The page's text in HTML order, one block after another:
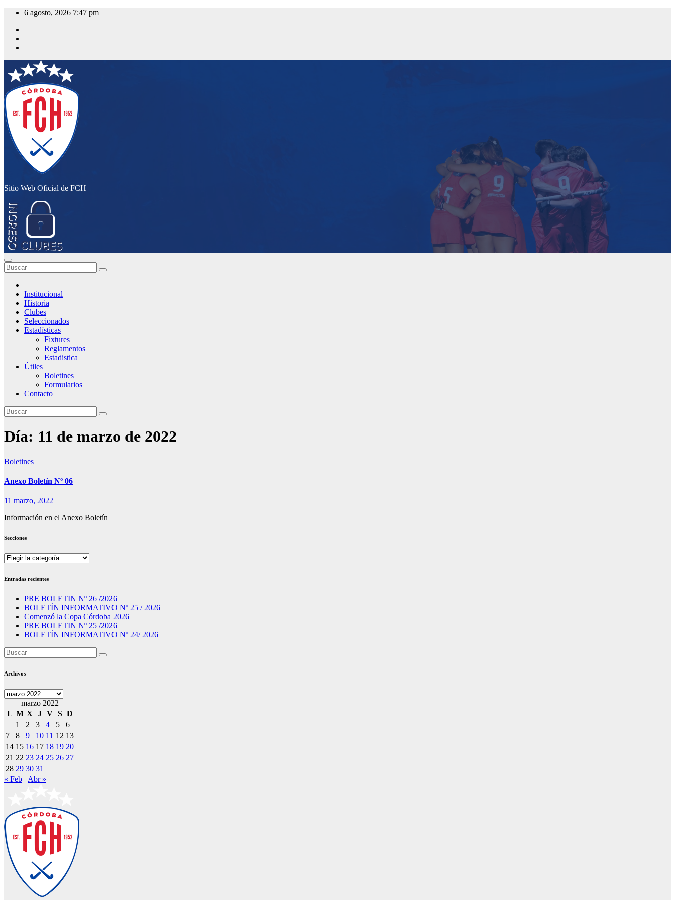
Saltar
contenido
6 agosto, 2026 7:47 pm
Sitio Web Oficial de FCH
Institucional
Historia
Clubes
Seleccionados
Estadísticas
Fixtures
Reglamentos
Estadistica
Útiles
Boletines
Formularios
Contacto
Día: 11 de marzo de 2022
Boletines
Anexo Boletín Nº 06
11 marzo, 2022
Información en el Anexo Boletín
Secciones
Secciones
Entradas recientes
PRE BOLETIN Nº 26 /2026
BOLETÍN INFORMATIVO Nº 25 / 2026
Comenzó la Copa Córdoba 2026
PRE BOLETIN Nº 25 /2026
BOLETÍN INFORMATIVO Nº 24/ 2026
Archivos
Archivos
marzo 2022
L M X J V S D
1
2 3 4 5
6
7
8 9 10 11 12 13
14 15 16 17 18 19 20
21 22 23 24 25 26 27
28 29 30 31
« Feb
Abr »